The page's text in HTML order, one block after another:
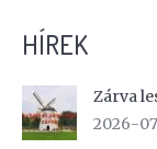
HÍREK
Zárva
2026-